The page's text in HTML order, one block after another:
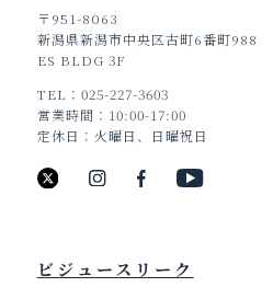
〒951-8063
新潟県新潟市中央区古町6番町988
ES BLDG 3F
TEL
025-227-3603
営業時間
10:00-17:00
定休日
火曜日、日曜祝日
ビジュースリーク